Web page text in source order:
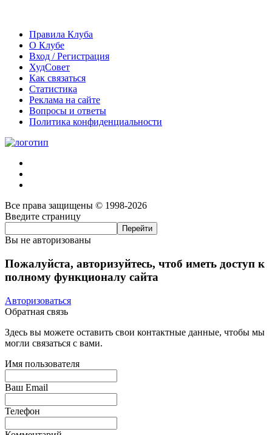
Правила Клуба
О Клубе
Вход / Регистрация
ХудСовет
Как связаться
Статистика
Реклама на сайте
Вопросы и ответы
Политика конфиденциальности
Все права защищены © 1998-2026
Введите страницу
Вы не авторизованы
Пожалуйста, авторизуйтесь, чтоб иметь доступ к
полному функционалу сайта
Авторизоваться
Обратная связь
Здесь вы можете оставить свои контактные данные, чтобы мы
могли связаться с вами.
Имя пользователя
Ваш Email
Телефон